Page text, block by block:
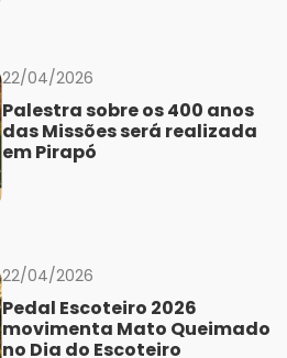
22/04/2026
Palestra sobre os 400 anos
das Missões será realizada
em Pirapó
22/04/2026
Pedal Escoteiro 2026
movimenta Mato Queimado
no Dia do Escoteiro